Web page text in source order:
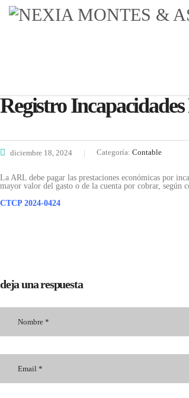
Registro
diciembre 18, 2024 Categoría: Contable
La ARL debe pagar las prestaciones económicas por
mayor valor del gasto o de la cuenta por cobrar, según
CTCP 2024-0424
deja una respuesta